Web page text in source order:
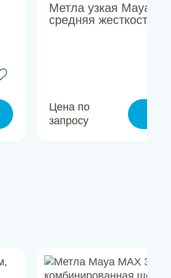
Метла узкая Maya
средняя жесткость,
Цена по
запросу